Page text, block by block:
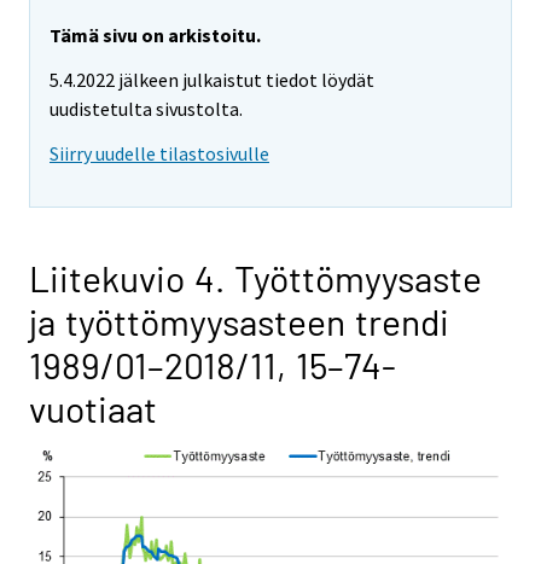
Tämä sivu on arkistoitu.
5.4.2022 jälkeen julkaistut tiedot löydät
uudistetulta sivustolta.
Siirry uudelle tilastosivulle
Liitekuvio 4. Työttömyysaste
ja työttömyysasteen trendi
1989/01–2018/11, 15–74-
vuotiaat